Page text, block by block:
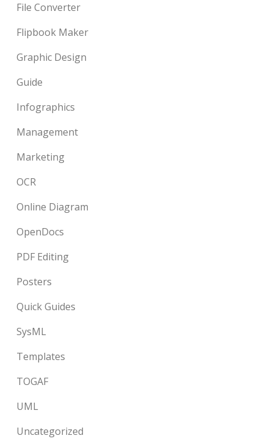
File Converter
Flipbook Maker
Graphic Design
Guide
Infographics
Management
Marketing
OCR
Online Diagram
OpenDocs
PDF Editing
Posters
Quick Guides
SysML
Templates
TOGAF
UML
Uncategorized